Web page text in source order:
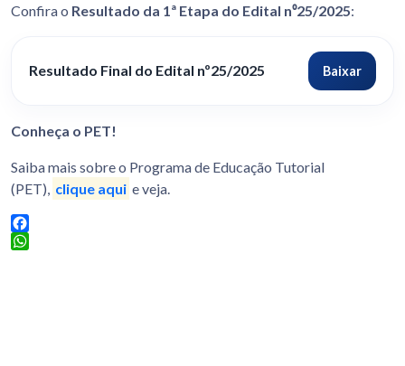
Confira o Resultado da 1ª Etapa do Edital n⁰25/2025:
Resultado Final do Edital nº25/2025 Baixar
Conheça o PET!
Saiba mais sobre o Programa de Educação Tutorial
(PET), clique aqui e veja.
Facebook